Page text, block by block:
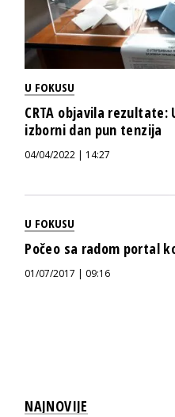
U FOKUSU
CRTA objavila rezultate:
izborni dan pun tenzija
04/04/2022 | 14:27
U FOKUSU
Počeo sa radom portal
01/07/2017 | 09:16
NAJNOVIJE